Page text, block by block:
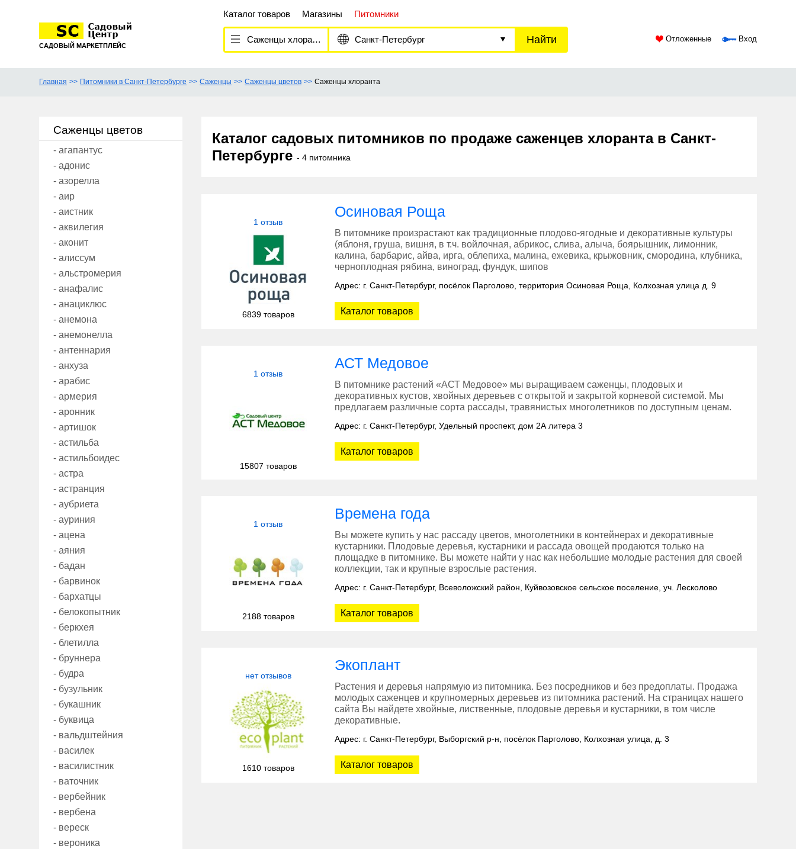
САДОВЫЙ МАРКЕТПЛЕЙС
Каталог товаров Магазины Питомники
Саженцы хлоранта Санкт-Петербург Найти Отложенные Вход
Главная Питомники в Санкт-Петербурге Саженцы Саженцы цветов Саженцы хлоранта
Саженцы цветов
- агапантус
- адонис
- азорелла
- аир
- аистник
- аквилегия
- аконит
- алиссум
- альстромерия
- анафалис
- анациклюс
- анемона
- анемонелла
- антеннария
- анхуза
- арабис
- армерия
- аронник
- артишок
- астильба
- астильбоидес
- астра
- астранция
- аубриета
- ауриния
- ацена
- аяния
- бадан
- барвинок
- бархатцы
- белокопытник
- беркхея
- блетилла
- бруннера
- будра
- бузульник
- букашник
- буквица
- вальдштейния
- василек
- василистник
- ваточник
- вербейник
- вербена
- вереск
- вероника
Каталог садовых питомников по продаже саженцев хлоранта в Санкт-
Петербурге - 4 питомника
1 отзыв
6839 товаров
Осиновая Роща
В питомнике произрастают как традиционные плодово-ягодные и декоративные культуры
(яблоня, груша, вишня, в т.ч. войлочная, абрикос, слива, алыча, боярышник, лимонник,
калина, барбарис, айва, ирга, облепиха, малина, ежевика, крыжовник, смородина, клубника,
черноплодная рябина, виноград, фундук, шипов
Адрес: г. Санкт-Петербург, посёлок Парголово, территория Осиновая Роща, Колхозная улица д. 9
Каталог товаров
1 отзыв
15807 товаров
АСТ Медовое
В питомнике растений «АСТ Медовое» мы выращиваем саженцы, плодовых и
декоративных кустов, хвойных деревьев с открытой и закрытой корневой системой. Мы
предлагаем различные сорта рассады, травянистых многолетников по доступным ценам.
Адрес: г. Санкт-Петербург, Удельный проспект, дом 2А литера 3
Каталог товаров
1 отзыв
2188 товаров
Времена года
Вы можете купить у нас рассаду цветов, многолетники в контейнерах и декоративные
кустарники. Плодовые деревья, кустарники и рассада овощей продаются только на
площадке в питомнике. Вы можете найти у нас как небольшие молодые растения для своей
коллекции, так и крупные взрослые растения.
Адрес: г. Санкт-Петербург, Всеволожский район, Куйвозовское сельское поселение, уч. Лесколово
Каталог товаров
нет отзывов
1610 товаров
Экоплант
Растения и деревья напрямую из питомника. Без посредников и без предоплаты. Продажа
молодых саженцев и крупномерных деревьев из питомника растений. На страницах нашего
сайта Вы найдете хвойные, лиственные, плодовые деревья и кустарники, в том числе
декоративные.
Адрес: г. Санкт-Петербург, Выборгский р-н, посёлок Парголово, Колхозная улица, д. 3
Каталог товаров